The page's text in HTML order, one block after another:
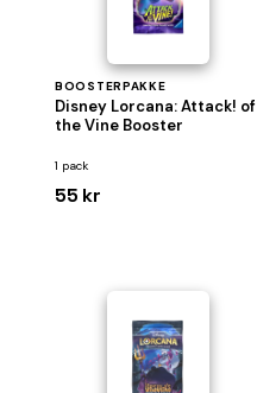
BOOSTERPAKKE
Disney Lorcana: Attack! of
the Vine Booster
1 pack
55 kr